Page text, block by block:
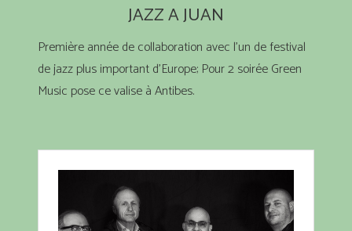
JAZZ A JUAN
Première année de collaboration avec l’un de festival
de jazz plus important d’Europe; Pour 2 soirée Green
Music pose ce valise à Antibes.